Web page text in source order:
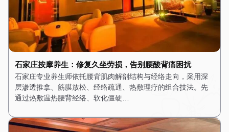
石家庄按摩养生：修复久坐劳损，告别腰酸背痛困扰
石家庄专业养生师依托腰背肌肉解剖结构与经络走向，采用深
层渗透推拿、筋膜放松、经络疏通、热敷理疗的组合技法。先
通过热敷温热腰背经络、软化僵硬…